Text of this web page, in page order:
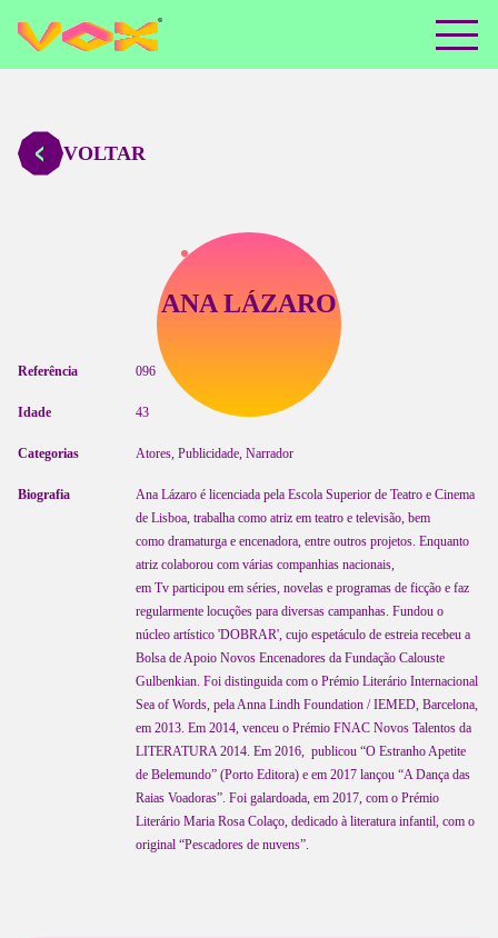
VOLTAR
ANA LÁZARO
Referência 096
Idade 43
Categorias Atores, Publicidade, Narrador
Biografia
Ana Lázaro é licenciada pela Escola Superior de Teatro e Cinema
de Lisboa, trabalha como atriz em teatro e televisão, bem
como dramaturga e encenadora, entre outros projetos. Enquanto
atriz colaborou com várias companhias nacionais,
em Tv participou em séries, novelas e programas de ficção e faz
regularmente locuções para diversas campanhas. Fundou o
núcleo artístico 'DOBRAR', cujo espetáculo de estreia recebeu a
Bolsa de Apoio Novos Encenadores da Fundação Calouste
Gulbenkian. Foi distinguida com o Prémio Literário Internacional
Sea of Words, pela Anna Lindh Foundation / IEMED, Barcelona,
em 2013. Em 2014, venceu o Prémio FNAC Novos Talentos da
LITERATURA 2014. Em 2016, publicou “O Estranho Apetite
de Belemundo” (Porto Editora) e em 2017 lançou “A Dança das
Raias Voadoras”. Foi galardoada, em 2017, com o Prémio
Literário Maria Rosa Colaço, dedicado à literatura infantil, com o
original “Pescadores de nuvens”.